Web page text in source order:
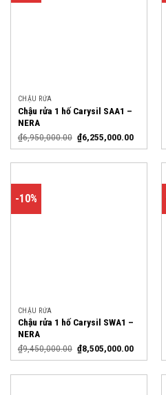
CHẬU RỬA
Chậu rửa 1 hố Carysil SAA1 –
NERA
₫6,950,000.00 ₫6,255,000.00
-10%
CHẬU RỬA
Chậu rửa 1 hố Carysil SWA1 –
NERA
₫9,450,000.00 ₫8,505,000.00